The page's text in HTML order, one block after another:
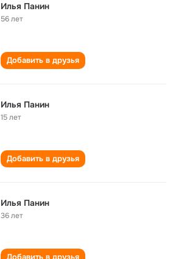
Илья Панин
56 лет
Добавить в друзья
Илья Панин
15 лет
Добавить в друзья
Илья Панин
36 лет
Добавить в друзья